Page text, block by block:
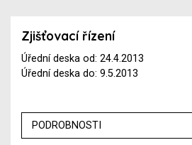
Zjišťovací řízení
Úřední deska od: 24.4.2013
Úřední deska do: 9.5.2013
PODROBNOSTI